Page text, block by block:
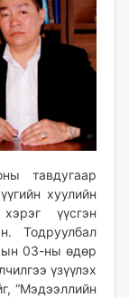
тавдугаар
хуулийн
үүсгэн
Тодруулбал
03-ны өдөр
үзүүлэх
“Мэдээллийн